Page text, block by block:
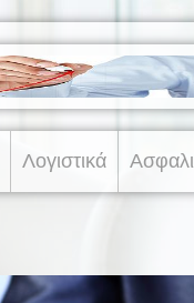
Λογιστικά